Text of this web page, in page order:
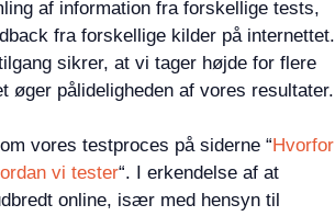
af information fra forskellige tests,
fra forskellige kilder på internettet.
sikrer, at vi tager højde for flere
øger pålideligheden af vores resultater.
vores testproces på siderne “Hvorfor
vi tester“. I erkendelse af at
online, især med hensyn til